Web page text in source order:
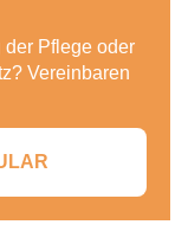
Pflege oder
Vereinbaren